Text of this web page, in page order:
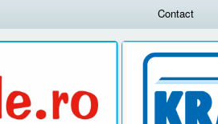
Contact